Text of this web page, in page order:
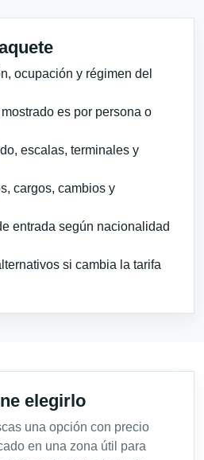
ocupación y régimen del
es por persona o
escalas, terminales y
cargos, cambios y
entrada según nacionalidad
si cambia la tarifa
elegirlo
una opción con precio
en una zona útil para